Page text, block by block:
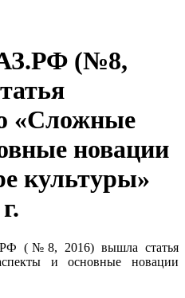
(№8,
«Сложные
новации
культуры»
(№8, 2016) вышла статья
и основные новации